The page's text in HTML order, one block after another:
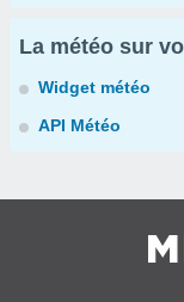
La météo sur
Widget météo
API Météo